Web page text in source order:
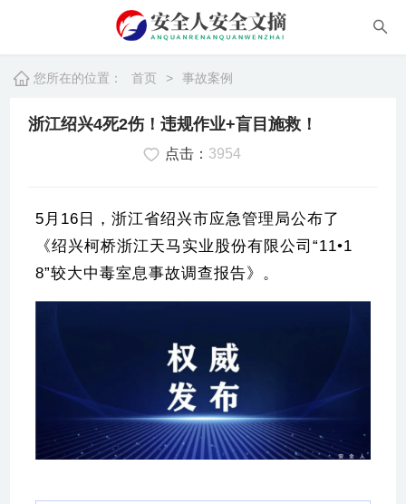
您所在的位置： 首页 > 事故案例
浙江绍兴4死2伤！违规作业+盲目施救！
点击： 3954
5月16日，浙江省绍兴市应急管理局公布了
《绍兴柯桥浙江天马实业股份有限公司“11•1
8”较大中毒室息事故调查报告》。